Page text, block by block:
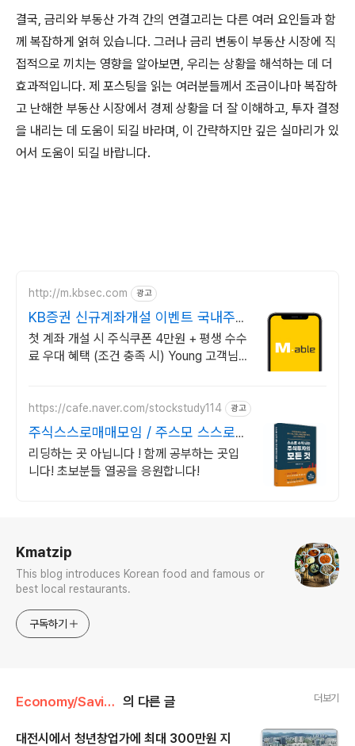
결국, 금리와 부동산 가격 간의 연결고리는 다른 여러 요인들과 함
께 복잡하게 얽혀 있습니다. 그러나 금리 변동이 부동산 시장에 직
접적으로 끼치는 영향을 알아보면, 우리는 상황을 해석하는 데 더
효과적입니다. 제 포스팅을 읽는 여러분들께서 조금이나마 복잡하
고 난해한 부동산 시장에서 경제 상황을 더 잘 이해하고, 투자 결정
을 내리는 데 도움이 되길 바라며, 이 간략하지만 깊은 실마리가 있
어서 도움이 되길 바랍니다.
http://m.kbsec.com 광고
KB증권 신규계좌개설 이벤트 국내주
식쿠폰 최대 5만원
첫 계좌 개설 시 주식쿠폰 4만원 + 평생 수수
료 우대 혜택 (조건 충족 시) Young 고객님
https://cafe.naver.com/stockstudy114 광고
주식스스로매매모임 / 주스모 스스로
공부법을 배웁니다 !
리딩하는 곳 아닙니다 ! 함께 공부하는 곳입
니다! 초보분들 열공을 응원합니다!
Kmatzip
This blog introduces Korean food and famous or
best local restaurants.
구독하기
Economy/Saving Money information 의 다른 글 더보기
대전시에서 청년창업가에 최대 300만원 지